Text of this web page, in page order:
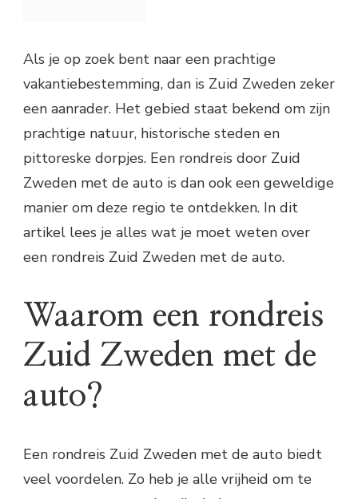
Als je op zoek bent naar een prachtige
vakantiebestemming, dan is Zuid Zweden zeker
een aanrader. Het gebied staat bekend om zijn
prachtige natuur, historische steden en
pittoreske dorpjes. Een rondreis door Zuid
Zweden met de auto is dan ook een geweldige
manier om deze regio te ontdekken. In dit
artikel lees je alles wat je moet weten over
een rondreis Zuid Zweden met de auto.
Waarom een rondreis
Zuid Zweden met de
auto?
Een rondreis Zuid Zweden met de auto biedt
veel voordelen. Zo heb je alle vrijheid om te